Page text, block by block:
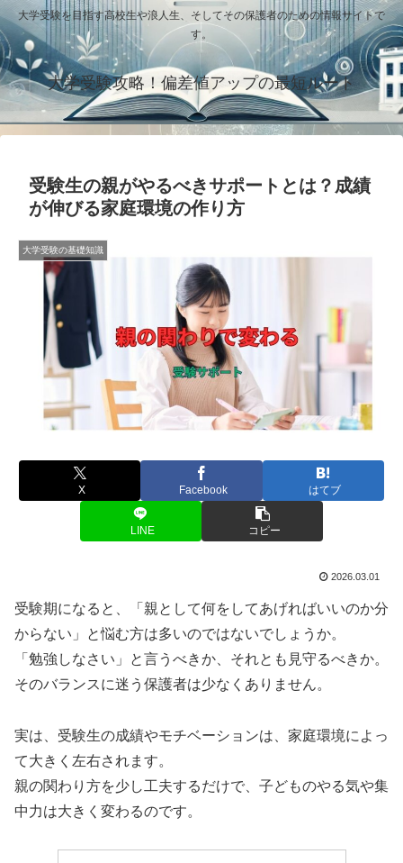
大学受験を目指す高校生や浪人生、そしてその保護者のための情報サイトで
す。
大学受験攻略！偏差値アップの最短ルート
受験生の親がやるべきサポートとは？成績
が伸びる家庭環境の作り方
大学受験の基礎知識
X Facebook はてブ
LINE コピー
2026.03.01
受験期になると、「親として何をしてあげればいいのか分
からない」と悩む方は多いのではないでしょうか。
「勉強しなさい」と言うべきか、それとも見守るべきか。
そのバランスに迷う保護者は少なくありません。
実は、受験生の成績やモチベーションは、家庭環境によっ
て大きく左右されます。
親の関わり方を少し工夫するだけで、子どものやる気や集
中力は大きく変わるのです。